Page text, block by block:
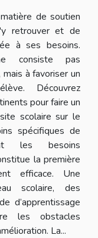
de soutien
retrouver et de
à ses besoins.
consiste pas
à favoriser un
Découvrez
pour faire un
scolaire sur le
spécifiques de
les besoins
la première
efficace. Une
scolaire, des
d’apprentissage
les obstacles
La...